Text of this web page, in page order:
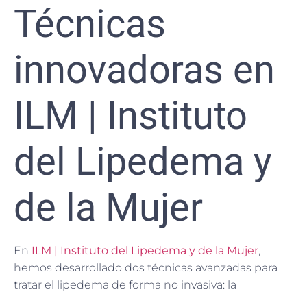
Técnicas
innovadoras en
ILM | Instituto
del Lipedema y
de la Mujer
En ILM | Instituto del Lipedema y de la Mujer,
hemos desarrollado dos técnicas avanzadas para
tratar el lipedema de forma no invasiva: la